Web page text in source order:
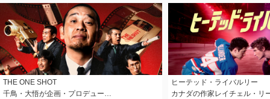
THE ONE SHOT
千鳥・大悟が企画・プロデュー…
ヒーテッド・ライバルリー
カナダの作家レイチェル・リ